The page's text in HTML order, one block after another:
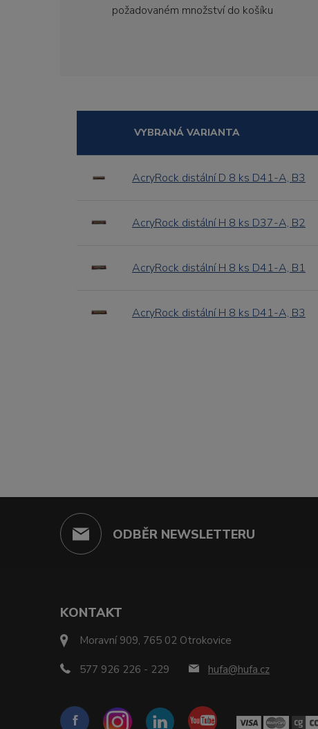
požadovaném množství do košíku
VYBRANÁ VARIANTA
AcryRock distální D 8 ks D41-A, B3
AcryRock distální H 8 ks D37-A, B2
AcryRock distální H 8 ks D41-A, B1
AcryRock distální H 8 ks D41-A, B3
ODBĚR NEWSLETTERU
KONTAKT
Moravní 909, 765 02 Otrokovice
577 926 226 - 229 hufa@hufa.cz